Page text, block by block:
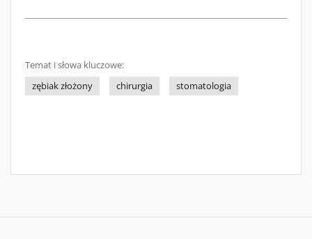
Temat i słowa kluczowe:
zębiak złożony
chirurgia stomatologia